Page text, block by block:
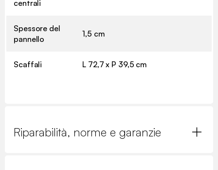
centrali
Spessore del
pannello
1,5 cm
Scaffali L 72,7 x P 39,5 cm
Riparabilità, norme e garanzie